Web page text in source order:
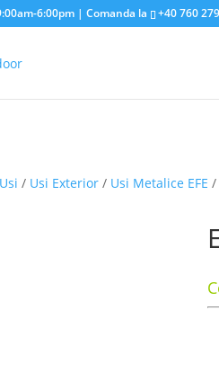
6:00pm | Comanda la +40 760
Usi / Usi Exterior / Usi Metalice EFE /